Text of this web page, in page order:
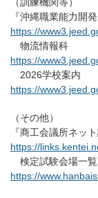
『沖縄職業能力開
https://
物流情報科
https://
2026学校案内
https://
（その他）
『商工会議所ネッ
https://
検定試験会場一覧
https://